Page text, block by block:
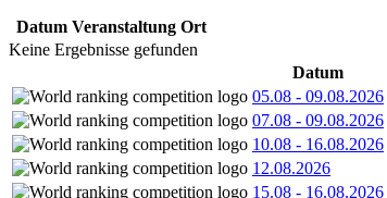
Datum Veranstaltung Ort
Keine Ergebnisse gefunden
Datum
05.08 - 09.08.2026
07.08 - 09.08.2026
10.08 - 16.08.2026
12.08.2026
15.08 - 16.08.2026